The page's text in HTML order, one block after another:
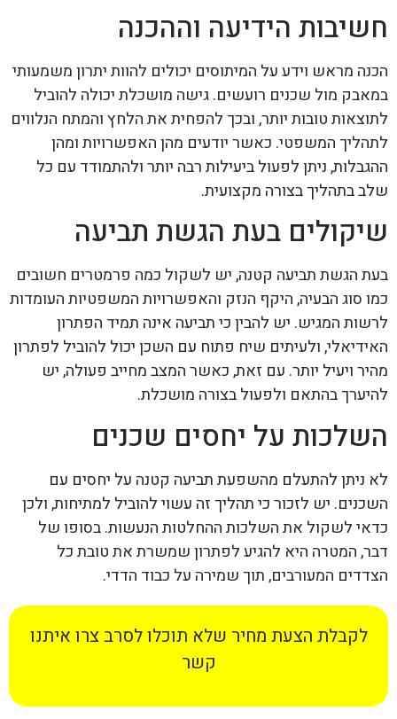
חשיבות הידיעה וההכנה
הכנה מראש וידע על המיתוסים יכולים להוות יתרון משמעותי
במאבק מול שכנים רועשים. גישה מושכלת יכולה להוביל
לתוצאות טובות יותר, ובכך להפחית את הלחץ והמתח הנלווים
לתהליך המשפטי. כאשר יודעים מהן האפשרויות ומהן
ההגבלות, ניתן לפעול ביעילות רבה יותר ולהתמודד עם כל
שלב בתהליך בצורה מקצועית.
שיקולים בעת הגשת תביעה
בעת הגשת תביעה קטנה, יש לשקול כמה פרמטרים חשובים
כמו סוג הבעיה, היקף הנזק והאפשרויות המשפטיות העומדות
לרשות המגיש. יש להבין כי תביעה אינה תמיד הפתרון
האידיאלי, ולעיתים שיח פתוח עם השכן יכול להוביל לפתרון
מהיר ויעיל יותר. עם זאת, כאשר המצב מחייב פעולה, יש
להיערך בהתאם ולפעול בצורה מושכלת.
השלכות על יחסים שכנים
לא ניתן להתעלם מהשפעת תביעה קטנה על יחסים עם
השכנים. יש לזכור כי תהליך זה עשוי להוביל למתיחות, ולכן
כדאי לשקול את השלכות ההחלטות הנעשות. בסופו של
דבר, המטרה היא להגיע לפתרון שמשרת את טובת כל
הצדדים המעורבים, תוך שמירה על כבוד הדדי.
לקבלת הצעת מחיר שלא תוכלו לסרב צרו איתנו
קשר